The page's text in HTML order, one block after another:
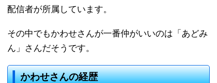
配信者が所属しています。
その中でもかわせさんが一番仲がいいのは「あどみ
ん」さんだそうです。
かわせさんの経歴